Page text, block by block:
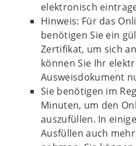
elektronisch
Hinweis: Für das
benötigen Sie ein
Zertifikat, um sich
können Sie Ihr
Ausweisdokument
Sie benötigen im
Minuten, um den
auszufüllen. In
Ausfüllen auch